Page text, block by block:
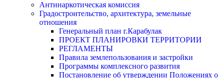
Антинаркотическая комиссия
Градостроительство, архитектура, земельные
отношения
Генеральный план г.Карабулак
ПРОЕКТ ПЛАНИРОВКИ ТЕРРИТОРИИ
РЕГЛАМЕНТЫ
Правила землепользования и застройки
Программы комплексного развития
Постановление об утверждении Положениях о